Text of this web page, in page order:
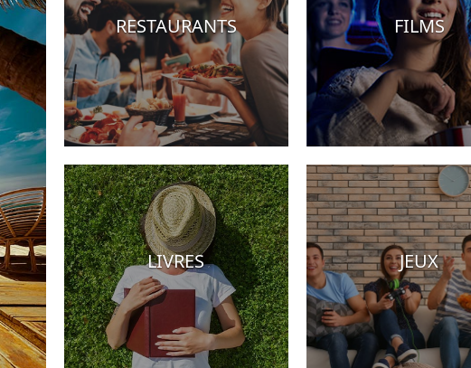
Hotels
RESTAURANTS FILMS
LIVRES JEUX